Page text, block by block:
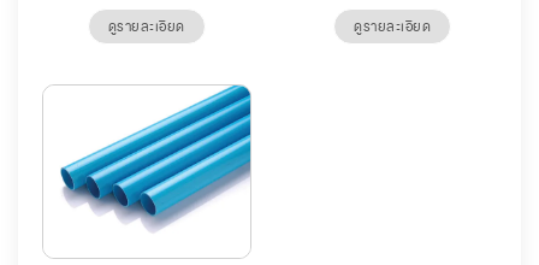
ดูรายละเอียด
ดูรายละเอียด